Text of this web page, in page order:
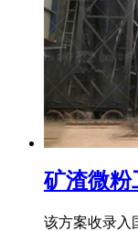
矿渣微粉
该方案收录入